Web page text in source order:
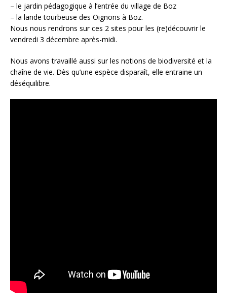
– le jardin pédagogique à l’entrée du village de Boz
– la lande tourbeuse des Oignons à Boz.
Nous nous rendrons sur ces 2 sites pour les (re)découvrir le
vendredi 3 décembre après-midi.
Nous avons travaillé aussi sur les notions de biodiversité et la
chaîne de vie. Dès qu’une espèce disparaît, elle entraine un
déséquilibre.